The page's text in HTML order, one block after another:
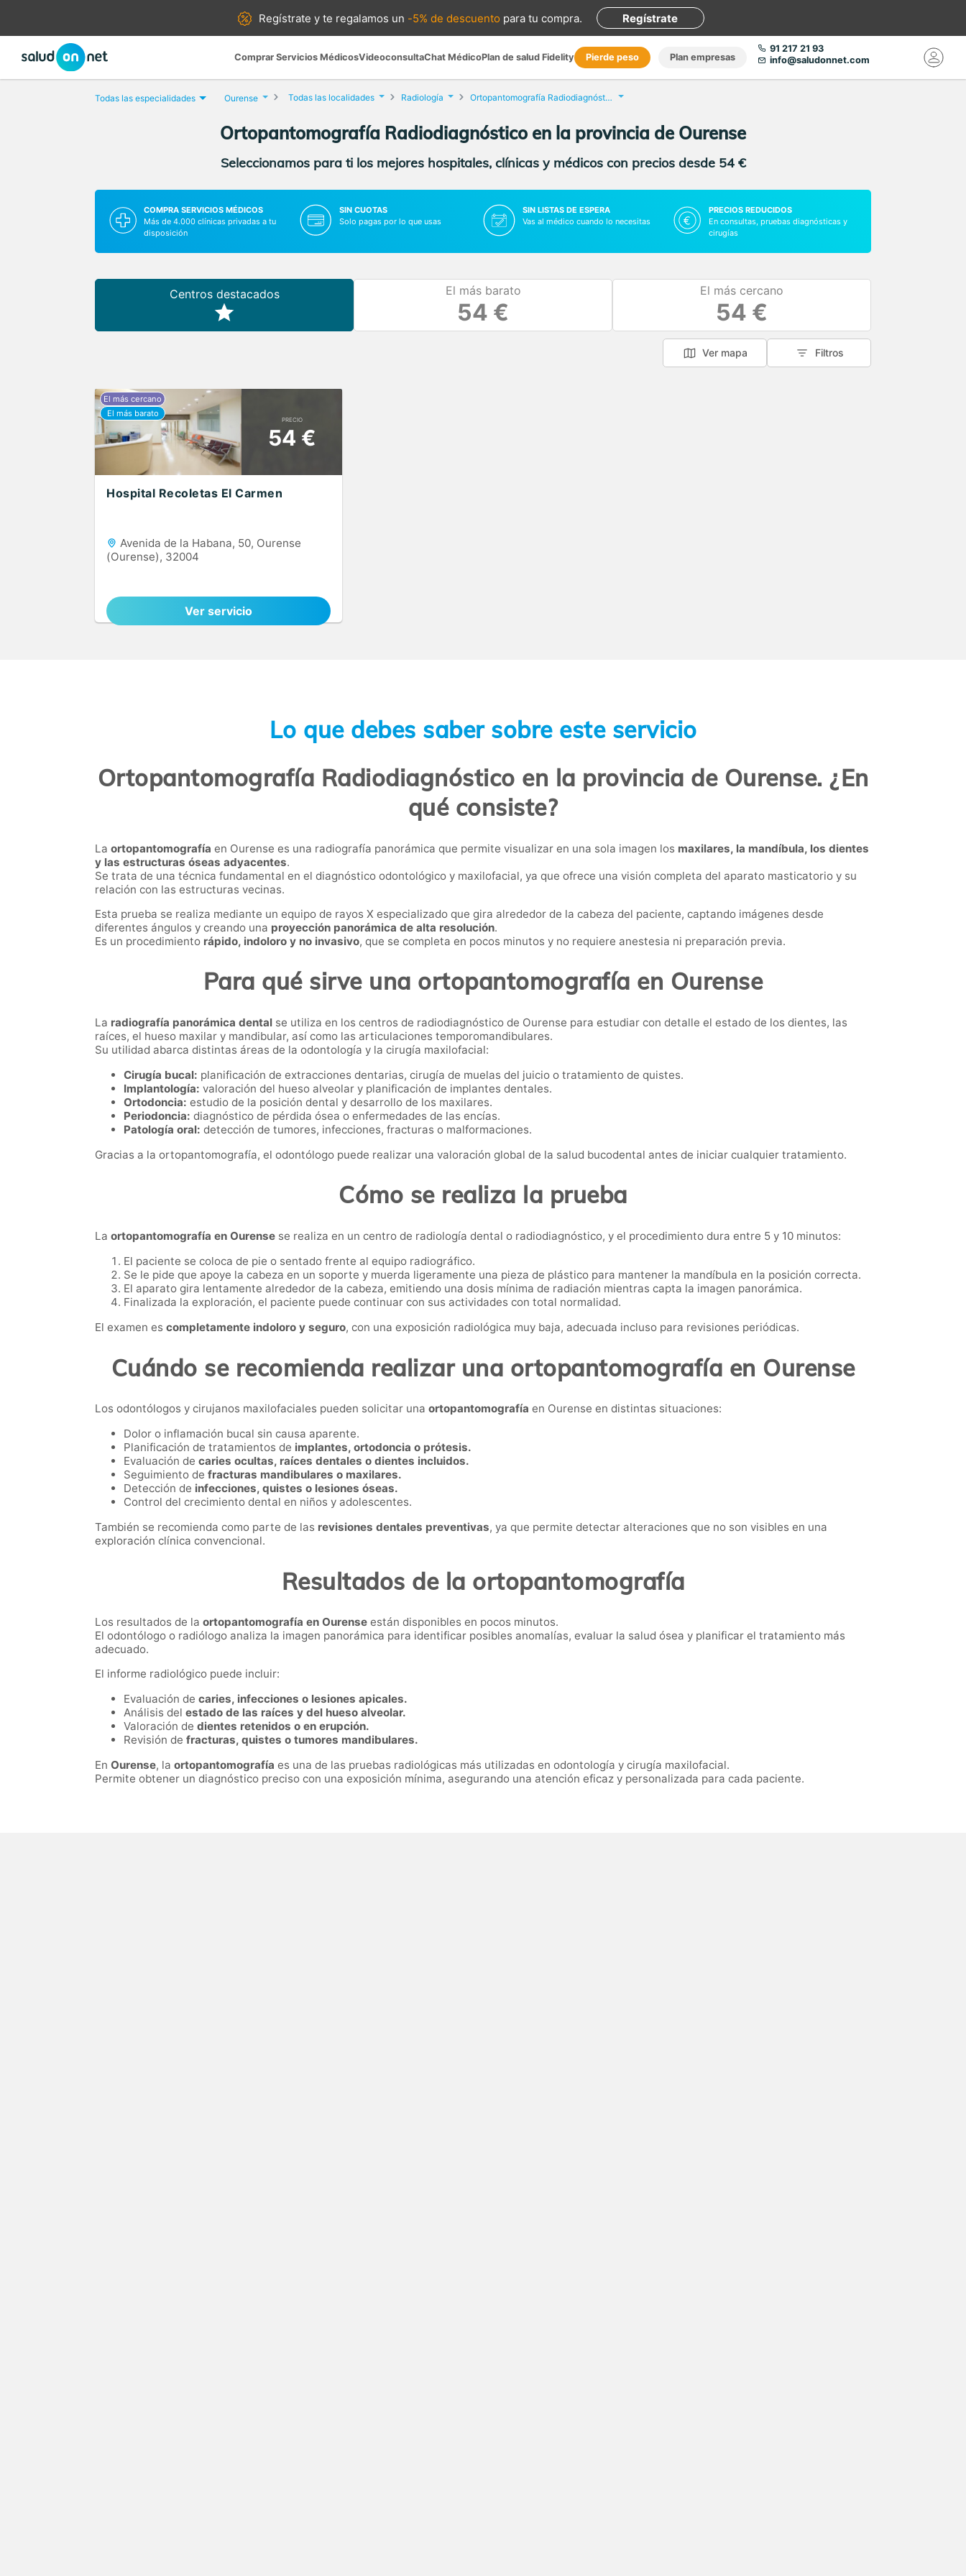
Regístrate yte regalamos un -5% de descuento para tu compra. Regístrate
Comprar Servicios MédicosVideoconsultaChat MédicoPlan de salud Fidelity Pierde peso Plan empresas
91 217 21 93
info@saludonnet.com
Todas las especialidades Ourense Todas las localidades Radiología Ortopantomografía Radiodiagnóstico
Ortopantomografía Radiodiagnóstico en la provincia de Ourense
Seleccionamos para ti los mejores hospitales, clínicas y médicos con precios desde 54 €
COMPRA SERVICIOS MÉDICOS
Más de 4.000 clínicas privadas a tu
disposición
SIN CUOTAS
Solo pagas por lo que usas
SIN LISTAS DE ESPERA
Vas al médico cuando lo necesitas
PRECIOS REDUCIDOS
En consultas, pruebas diagnósticas y
cirugías
Centros destacados El más barato
54 €
El más cercano
54 €
Ver mapa Filtros
PRECIO
54 €
Hospital Recoletas El Carmen
Avenida de la Habana, 50, Ourense
(Ourense), 32004
Ver servicio
Lo que debes saber sobre este servicio
Ortopantomografía Radiodiagnóstico en la provincia de Ourense. ¿En
qué consiste?
La ortopantomografía en Ourense es una radiografía panorámica que permite visualizar en una sola imagen los maxilares, la mandíbula, los dientes
y las estructuras óseas adyacentes.
Se trata de una técnica fundamental en el diagnóstico odontológico y maxilofacial, ya que ofrece una visión completa del aparato masticatorio y su
relación con las estructuras vecinas.
Esta prueba se realiza mediante un equipo de rayos X especializado que gira alrededor de la cabeza del paciente, captando imágenes desde
diferentes ángulos y creando una proyección panorámica de alta resolución.
Es un procedimiento rápido, indoloro y no invasivo, que se completa en pocos minutos y no requiere anestesia ni preparación previa.
Para qué sirve una ortopantomografía en Ourense
La radiografía panorámica dental se utiliza en los centros de radiodiagnóstico de Ourense para estudiar con detalle el estado de los dientes, las
raíces, el hueso maxilar y mandibular, así como las articulaciones temporomandibulares.
Su utilidad abarca distintas áreas de la odontología y la cirugía maxilofacial:
Cirugía bucal: planificación de extracciones dentarias, cirugía de muelas del juicio o tratamiento de quistes.
Implantología: valoración del hueso alveolar y planificación de implantes dentales.
Ortodoncia: estudio de la posición dental y desarrollo de los maxilares.
Periodoncia: diagnóstico de pérdida ósea o enfermedades de las encías.
Patología oral: detección de tumores, infecciones, fracturas o malformaciones.
Gracias a la ortopantomografía, el odontólogo puede realizar una valoración global de la salud bucodental antes de iniciar cualquier tratamiento.
Cómo se realiza la prueba
La ortopantomografía en Ourense se realiza en un centro de radiología dental o radiodiagnóstico, y el procedimiento dura entre 5 y 10 minutos:
El paciente se coloca de pie o sentado frente al equipo radiográfico.
Se le pide que apoye la cabeza en un soporte y muerda ligeramente una pieza de plástico para mantener la mandíbula en la posición correcta.
El aparato gira lentamente alrededor de la cabeza, emitiendo una dosis mínima de radiación mientras capta la imagen panorámica.
Finalizada la exploración, el paciente puede continuar con sus actividades con total normalidad.
El examen es completamente indoloro y seguro, con una exposición radiológica muy baja, adecuada incluso para revisiones periódicas.
Cuándo se recomienda realizar una ortopantomografía en Ourense
Los odontólogos y cirujanos maxilofaciales pueden solicitar una ortopantomografía en Ourense en distintas situaciones:
Dolor o inflamación bucal sin causa aparente.
Planificación de tratamientos de implantes, ortodoncia o prótesis.
Evaluación de caries ocultas, raíces dentales o dientes incluidos.
Seguimiento de fracturas mandibulares o maxilares.
Detección de infecciones, quistes o lesiones óseas.
Control del crecimiento dental en niños y adolescentes.
También se recomienda como parte de las revisiones dentales preventivas, ya que permite detectar alteraciones que no son visibles en una
exploración clínica convencional.
Resultados de la ortopantomografía
Los resultados de la ortopantomografía en Ourense están disponibles en pocos minutos.
El odontólogo o radiólogo analiza la imagen panorámica para identificar posibles anomalías, evaluar la salud ósea y planificar el tratamiento más
adecuado.
El informe radiológico puede incluir:
Evaluación de caries, infecciones o lesiones apicales.
Análisis del estado de las raíces y del hueso alveolar.
Valoración de dientes retenidos o en erupción.
Revisión de fracturas, quistes o tumores mandibulares.
En Ourense, la ortopantomografía es una de las pruebas radiológicas más utilizadas en odontología y cirugía maxilofacial.
Permite obtener un diagnóstico preciso con una exposición mínima, asegurando una atención eficaz y personalizada para cada paciente.